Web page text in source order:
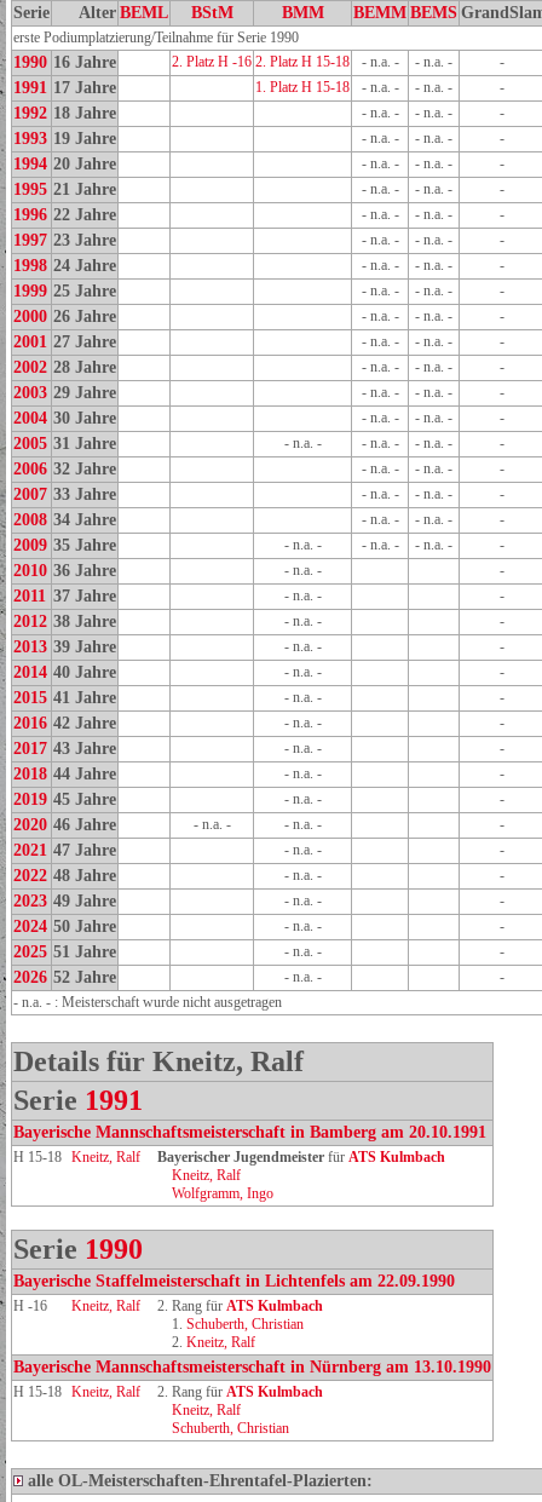
Serie Alter BEML BStM BMM BEMM BEMS
erste Podiumplatzierung/Teilnahme für Serie 1990
1990 16 Jahre 2. Platz H -16 2. Platz H 15-18 - n.a. - - n.a. - -
1991 17 Jahre 1. Platz H 15-18 - n.a. - - n.a. - -
1992 18 Jahre - n.a. - - n.a. - -
1993 19 Jahre - n.a. - - n.a. - -
1994 20 Jahre - n.a. - - n.a. - -
1995 21 Jahre - n.a. - - n.a. - -
1996 22 Jahre - n.a. - - n.a. - -
1997 23 Jahre - n.a. - - n.a. - -
1998 24 Jahre - n.a. - - n.a. - -
1999 25 Jahre - n.a. - - n.a. - -
2000 26 Jahre - n.a. - - n.a. - -
2001 27 Jahre - n.a. - - n.a. - -
2002 28 Jahre - n.a. - - n.a. - -
2003 29 Jahre - n.a. - - n.a. - -
2004 30 Jahre - n.a. - - n.a. - -
2005 31 Jahre - n.a. - - n.a. - - n.a. - -
2006 32 Jahre - n.a. - - n.a. - -
2007 33 Jahre - n.a. - - n.a. - -
2008 34 Jahre - n.a. - - n.a. - -
2009 35 Jahre - n.a. - - n.a. - - n.a. - -
2010 36 Jahre - n.a. - -
2011 37 Jahre - n.a. - -
2012 38 Jahre - n.a. - -
2013 39 Jahre - n.a. - -
2014 40 Jahre - n.a. - -
2015 41 Jahre - n.a. - -
2016 42 Jahre - n.a. - -
2017 43 Jahre - n.a. - -
2018 44 Jahre - n.a. - -
2019 45 Jahre - n.a. - -
2020 46 Jahre - n.a. - - n.a. - -
2021 47 Jahre - n.a. - -
2022 48 Jahre - n.a. - -
2023 49 Jahre - n.a. - -
2024 50 Jahre - n.a. - -
2025 51 Jahre - n.a. - -
2026 52 Jahre - n.a. -
-
- n.a. - : Meisterschaft wurde nicht ausgetragen
Details für Kneitz, Ralf
Serie 1991
Bayerische Mannschaftsmeisterschaft in Bamberg am 20.10.1991
H 15-18 Kneitz, Ralf Bayerischer Jugendmeister für ATS Kulmbach
Kneitz, Ralf
Wolfgramm, Ingo
Serie 1990
Bayerische Staffelmeisterschaft in Lichtenfels am 22.09.1990
H -16 Kneitz, Ralf 2. Rang für ATS Kulmbach
1. Schuberth, Christian
2. Kneitz, Ralf
Bayerische Mannschaftsmeisterschaft in Nürnberg am 13.10.1990
H 15-18 Kneitz, Ralf 2. Rang für ATS Kulmbach
Kneitz, Ralf
Schuberth, Christian
alle OL-Meisterschaften-Ehrentafel-Plazierten: